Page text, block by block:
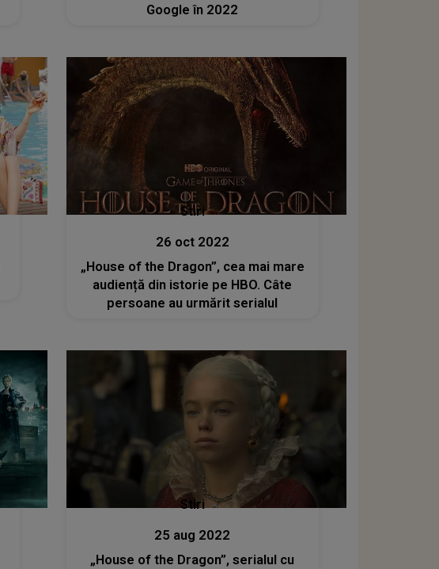
Google în 2022
Stiri
26 oct 2022
„House of the Dragon”, cea mai mare
audiență din istorie pe HBO. Câte
persoane au urmărit serialul
Stiri
25 aug 2022
„House of the Dragon”, serialul cu